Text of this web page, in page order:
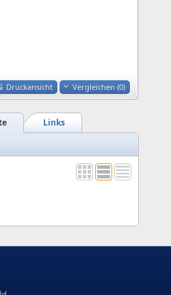
Druckansicht Vergleichen (0)
Links